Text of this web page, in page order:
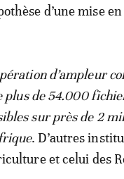
d’une mise
d’ampleur
plus de 54.000
sur près de 2
. D’autres
et celui des